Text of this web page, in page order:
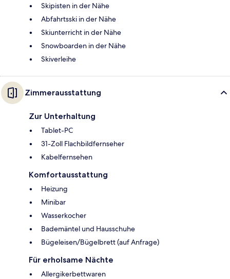
Skipisten in der Nähe
Abfahrtsski in der Nähe
Skiunterricht in der Nähe
Snowboarden in der Nähe
Skiverleihe
Zimmerausstattung
Zur Unterhaltung
Tablet-PC
31-Zoll Flachbildfernseher
Kabelfernsehen
Komfortausstattung
Heizung
Minibar
Wasserkocher
Bademäntel und Hausschuhe
Bügeleisen/Bügelbrett (auf Anfrage)
Für erholsame Nächte
Allergikerbettwaren